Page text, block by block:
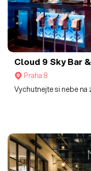
Cloud 9 Sky Bar
Praha 8
Vychutnejte si nebe na